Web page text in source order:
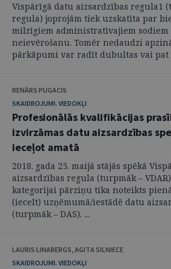
Vispārīgā datu aizsardzības regula1
regula) joprojām tiek uzskatīta par
milzīgiem administratīvajiem sodiem
neievērošanu. Tomēr nedaudzi
pārkāpumi var radīt dubultas vai pat
RENĀRS PUGACIS
SKAIDROJUMI. VIEDOKĻI
Profesionālās kvalifikācijas
izvirzāmas datu aizsardzības
ieceļot amatā
2018. gada 25. maijā stājās spēkā
aizsardzības regula (turpmāk –
kategorijai pārziņu tika noteikts
(iecelt) uzņēmumā/iestādē datu
(turpmāk – DAS). ...
LAURIS LINABERGS, AGITA SILNIECE
SKAIDROJUMI. VIEDOKĻI